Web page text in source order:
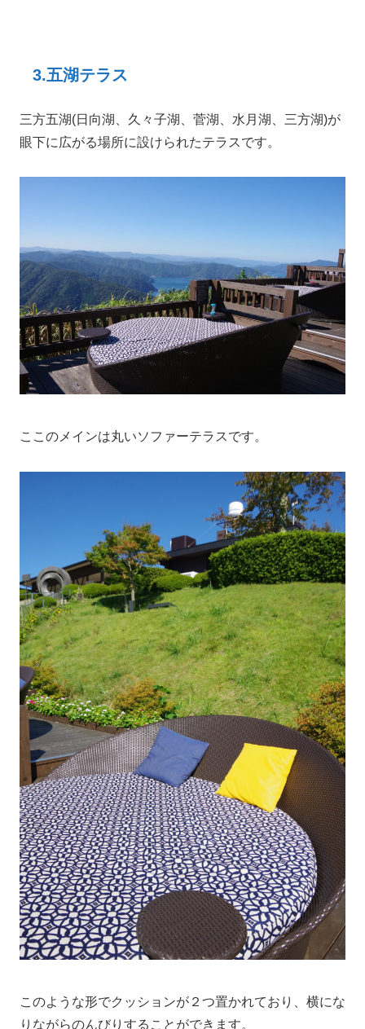
3.五湖テラス
三方五湖(日向湖、久々子湖、菅湖、水月湖、三方湖)が
眼下に広がる場所に設けられたテラスです。
ここのメインは丸いソファーテラスです。
このような形でクッションが２つ置かれており、横にな
りながらのんびりすることができます。